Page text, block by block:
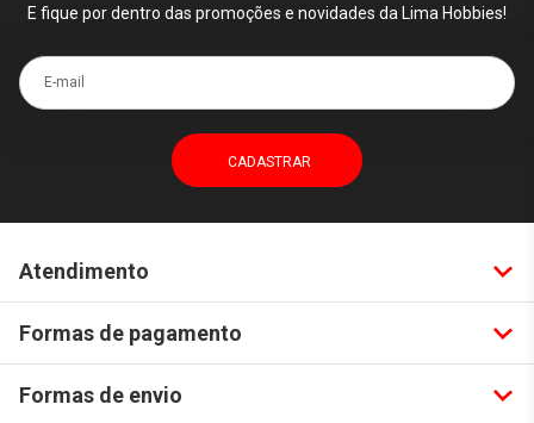
E fique por dentro das promoções e novidades da Lima Hobbies!
E-mail
Atendimento
Formas de pagamento
Formas de envio